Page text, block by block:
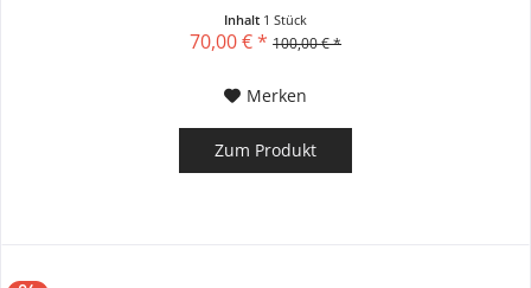
Inhalt 1 Stück
70,00 € * 100,00 € *
Merken
Zum Produkt